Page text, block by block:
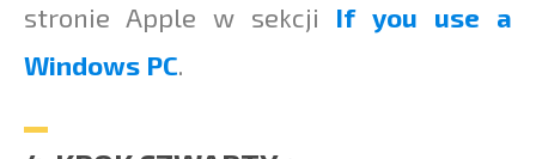
stronie Apple w sekcji If you use a
Windows PC.